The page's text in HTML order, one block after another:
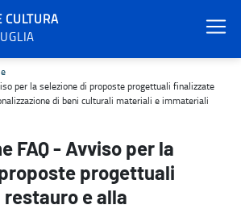
CULTURA
per la selezione di proposte
per la selezione di proposte progettuali finalizzate
di beni culturali materiali e immateriali
FAQ - Avviso per la
progettuali
e alla